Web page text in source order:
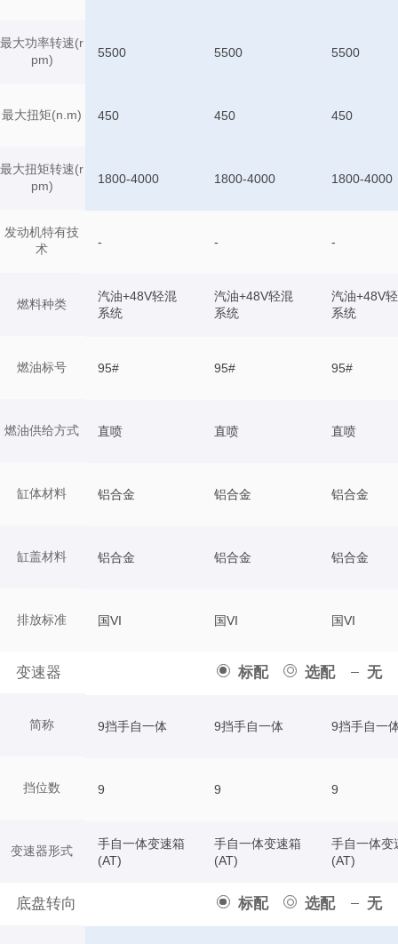
最大功率转速(r
pm)
最大扭矩(n.m)
最大扭矩转速(r
pm)
发动机特有技
术
燃料种类
燃油标号
燃油供给方式
缸体材料
缸盖材料
排放标准
变速器 标配 选配 无
简称
挡位数
变速器形式
底盘转向 标配 选配 无
5500 5500 5500
450 450 450
1800-4000 1800-4000 1800-4000
- - -
汽油+48V轻混
系统
汽油+48V轻混
系统
汽油+48V
系统
95# 95# 95#
直喷 直喷 直喷
铝合金 铝合金 铝合金
铝合金 铝合金 铝合金
国VI 国VI 国VI
9挡手自一体 9挡手自一体 9挡手自一
9 9 9
手自一体变速箱
(AT)
手自一体变速箱
(AT)
手自一体变
(AT)